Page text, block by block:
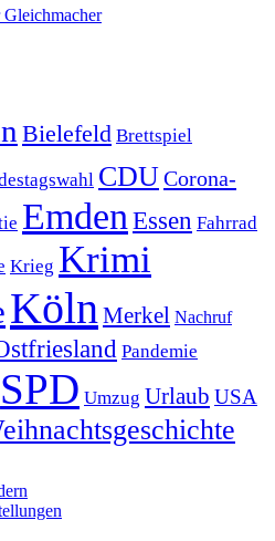
Bielefeld Brettspiel
CDUCorona-
Emden Essen Fahrrad
Krieg Krimi
Köln Merkel Nachruf
Pandemie
SPD Umzug Urlaub USA